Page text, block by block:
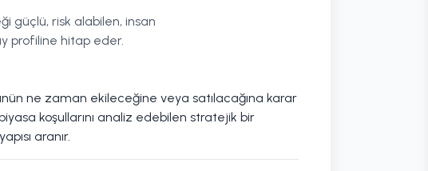
güçlü, risk alabilen, insan
profiline hitap eder.
ne zaman ekileceğine veya satılacağına karar
koşullarını analiz edebilen stratejik bir
aranır.